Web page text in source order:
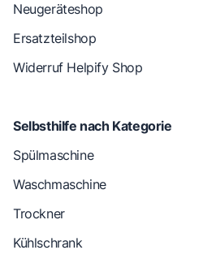
Neugeräteshop
Ersatzteilshop
Widerruf Helpify Shop
Selbsthilfe nach Kategorie
Spülmaschine
Waschmaschine
Trockner
Kühlschrank